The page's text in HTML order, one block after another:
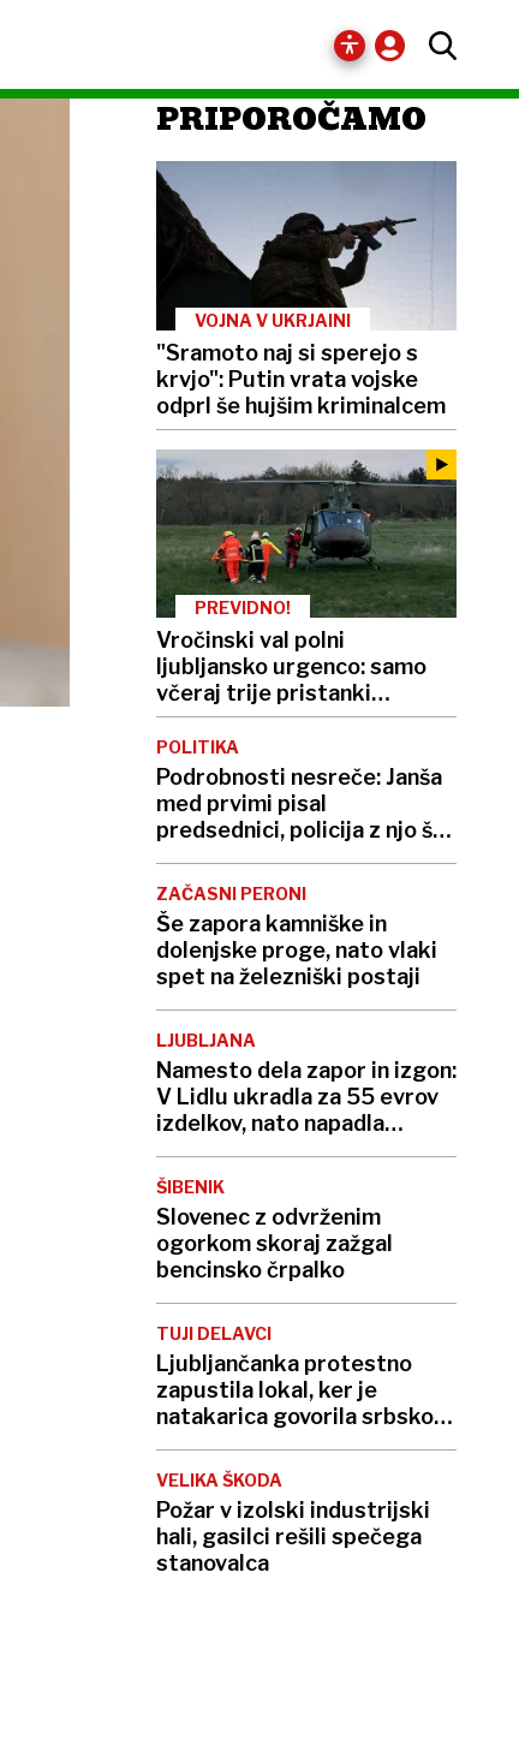
PRIPOROČAMO
VOJNA V UKRJAINI
"Sramoto naj si sperejo s
krvjo": Putin vrata vojske
odprl še hujšim kriminalcem
PREVIDNO!
Vročinski val polni
ljubljansko urgenco: samo
včeraj trije pristanki
helikopterja, letos že več
kot 420
POLITIKA
Podrobnosti nesreče: Janša
med prvimi pisal
predsednici, policija z njo še
ni govorila
ZAČASNI PERONI
Še zapora kamniške in
dolenjske proge, nato vlaki
spet na železniški postaji
LJUBLJANA
Namesto dela zapor in izgon:
V Lidlu ukradla za 55 evrov
izdelkov, nato napadla
varnostnika
ŠIBENIK
Slovenec z odvrženim
ogorkom skoraj zažgal
bencinsko črpalko
TUJI DELAVCI
Ljubljančanka protestno
zapustila lokal, ker je
natakarica govorila srbsko.
»V Sloveniji tega ne bom
dovolila«
VELIKA ŠKODA
Požar v izolski industrijski
hali, gasilci rešili spečega
stanovalca